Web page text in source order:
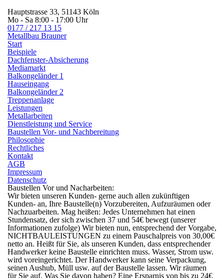
Hauptstrasse 33, 51143 Köln
Mo - Sa 8:00 - 17:00 Uhr
0177 / 217 13 15
Metallbau Brauner
Start
Beispiele
Dachfenster-Absicherung
Mediamarkt
Balkongeländer 1
Hauseingang
Balkongeländer 2
Treppenanlage
Leistungen
Metallarbeiten
Dienstleistung und Service
Baustellen Vor- und Nachbereitung
Philosophie
Rechtliches
Kontakt
AGB
Impressum
Datenschutz
Baustellen Vor und Nacharbeiten:
Wir bieten unseren Kunden- gerne auch allen zukünftigen
Kunden- an, Ihre Baustelle(n) Vorzubereiten, Aufzuräumen oder
Nachzuarbeiten. Mag heißen: Jedes Unternehmen hat einen
Stundensatz, der sich zwischen 37 und 54€ bewegt (unserer
Informationen zufolge) Wir bieten nun, entsprechend der Vorgabe,
NICHTBAULEISTUNGEN zu einem Pauschalpreis von 30,00€
netto an. Heißt für Sie, als unseren Kunden, dass entsprechender
Handwerker keine Baustelle einrichten muss. Wasser, Strom usw.
wird voreingerichtet. Der Handwerker kann seine Verpackung,
seinen Aushub, Müll usw. auf der Baustelle lassen. Wir räumen
für Sie auf. Was Sie davon haben? Eine Ersparnis von bis zu 24€